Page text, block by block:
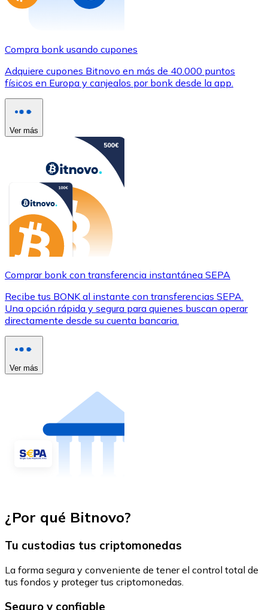
Compra bonk usando cupones
Adquiere cupones Bitnovo en más de 40.000 puntos
físicos en Europa y canjealos por bonk desde la app.
Ver más
Comprar bonk con transferencia instantánea SEPA
Recibe tus BONK al instante con transferencias SEPA.
Una opción rápida y segura para quienes buscan operar
directamente desde su cuenta bancaria.
Ver más
¿Por qué Bitnovo?
Tu custodias tus criptomonedas
La forma segura y conveniente de tener el control total de
tus fondos y proteger tus criptomonedas.
Seguro y confiable